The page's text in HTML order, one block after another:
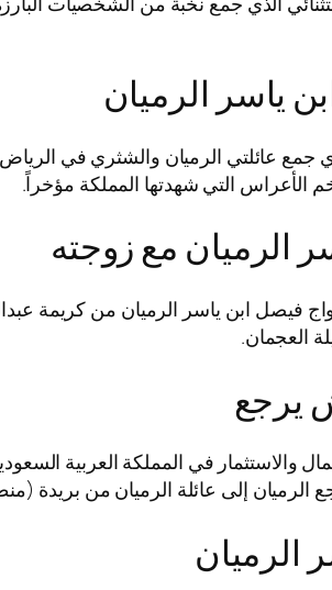
ياسر الرميان
جمع عائلتي الرميان والشثري في
الأعراس التي شهدتها المملكة مؤخراً.
الرميان مع زوجته
ابن ياسر الرميان من كريمة
العجمان.
يرجع
والاستثمار في المملكة
الرميان إلى عائلة الرميان من بريدة